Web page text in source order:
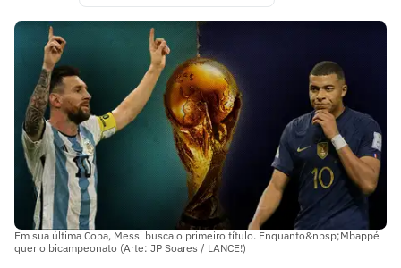
Em sua última Copa, Messi busca o primeiro título. Enquanto&nbsp;Mbappé
quer o bicampeonato (Arte: JP Soares / LANCE!)